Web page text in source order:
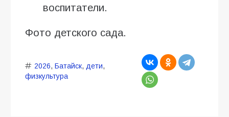
воспитатели.
Фото детского сада.
2026, Батайск, дети,
физкультура